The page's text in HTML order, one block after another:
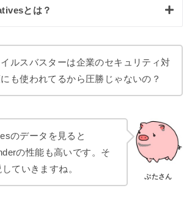
とは？
ルスバスターは企業のセキュリティ対
も使われてるから圧勝じゃないの？
のデータを見ると
の性能も高いです。そ
ていきますね。
ぶたさん